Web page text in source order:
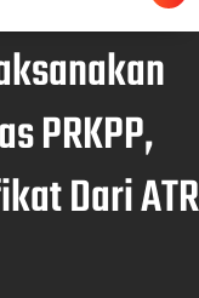
PRKPP,
Dari ATR